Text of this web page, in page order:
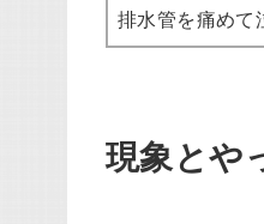
排水管を痛めて
現象とや